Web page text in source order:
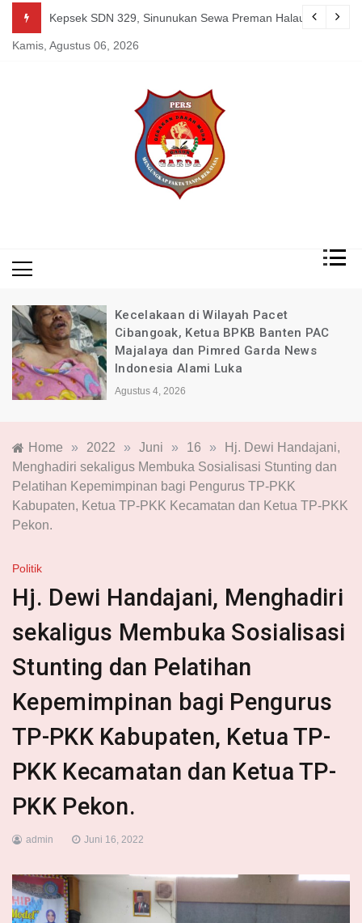
content
Uden Pimred Garda News Indonesia yang Sedang Pemulihan
Kepsek SDN 329, Sinunukan Sewa Preman Halau LSM
Kamis, Agustus 06, 2026
Kecelakaan di Wilayah Pacet
Cibangoak, Ketua BPKB Banten PAC
Majalaya dan Pimred Garda News
Indonesia Alami Luka
Agustus 4, 2026
Home » 2022 » Juni » 16 »
Hj. Dewi Handajani,
Menghadiri sekaligus Membuka Sosialisasi Stunting dan
Pelatihan Kepemimpinan bagi Pengurus TP-PKK
Kabupaten, Ketua TP-PKK Kecamatan dan Ketua TP-PKK
Pekon.
Politik
Hj. Dewi Handajani, Menghadiri
sekaligus Membuka Sosialisasi
Stunting dan Pelatihan
Kepemimpinan bagi Pengurus
TP-PKK Kabupaten, Ketua TP-
PKK Kecamatan dan Ketua TP-
PKK Pekon.
admin Juni 16, 2022